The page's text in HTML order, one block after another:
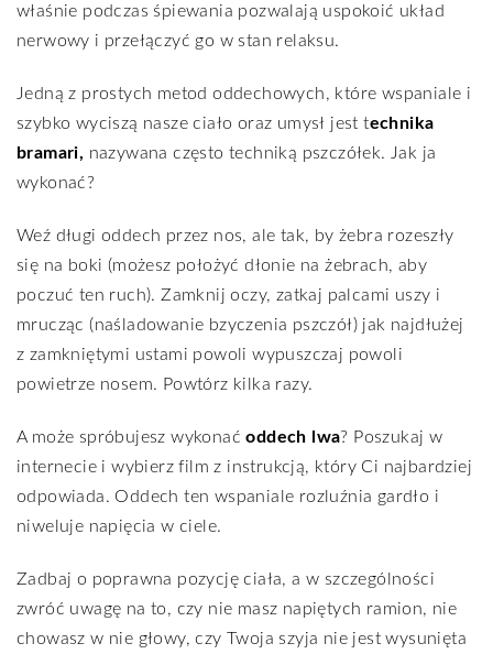
właśnie podczas śpiewania pozwalają uspokoić układ
nerwowy i przełączyć go w stan relaksu.
Jedną z prostych metod oddechowych, które wspaniale i
szybko wyciszą nasze ciało oraz umysł jest technika
bramari, nazywana często techniką pszczółek. Jak ja
wykonać?
Weź długi oddech przez nos, ale tak, by żebra rozeszły
się na boki (możesz położyć dłonie na żebrach, aby
poczuć ten ruch). Zamknij oczy, zatkaj palcami uszy i
mrucząc (naśladowanie bzyczenia pszczół) jak najdłużej
z zamkniętymi ustami powoli wypuszczaj powoli
powietrze nosem. Powtórz kilka razy.
A może spróbujesz wykonaćoddech lwa? Poszukaj w
internecie i wybierz film z instrukcją, który Ci najbardziej
odpowiada. Oddech ten wspaniale rozluźnia gardło i
niweluje napięcia w ciele.
Zadbaj o poprawna pozycję ciała, a w szczególności
zwróć uwagę na to, czy nie masz napiętych ramion, nie
chowasz w nie głowy, czy Twoja szyja nie jest wysunięta